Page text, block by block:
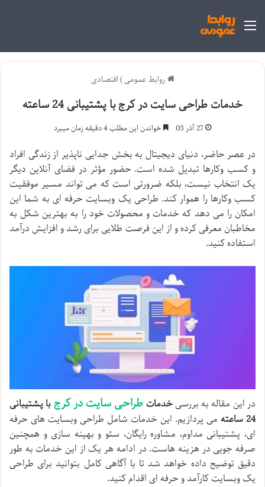
منو
روابط عمومی)اقتصادی
خدمات طراحی سایت در کرج با پشتیبانی 24 ساعته
27 آذر 03 خواندن این مطلب 4 دقیقه زمان میبرد
در عصر حاضر، دنیای دیجیتال به بخش جدایی ناپذیر از زندگی افراد
و کسب وکارها تبدیل شده است. حضور مؤثر در فضای آنلاین دیگر
یک انتخاب نیست، بلکه ضرورتی است که می تواند مسیر موفقیت
کسب وکارها را هموار کند. طراحی یک وبسایت حرفه ای به شما این
امکان را می دهد که خدمات و محصولات خود را به بهترین شکل به
مخاطبان معرفی کرده و از این فرصت طلایی برای رشد و افزایش درآمد
استفاده کنید.
در این مقاله به بررسیخدماتطراحی سایت در کرج با پشتیبانی
24 ساعته
می پردازیم. این خدمات شامل طراحی وبسایت های حرفه
ای، پشتیبانی مداوم، مشاوره رایگان، سئو و بهینه سازی و همچنین
صرفه جویی در هزینه هاست. در ادامه هر یک از این خدمات به طور
دقیق توضیح داده خواهد شد تا با آگاهی کامل بتوانید برای طراحی
یک وبسایت کارآمد و حرفه ای اقدام کنید.